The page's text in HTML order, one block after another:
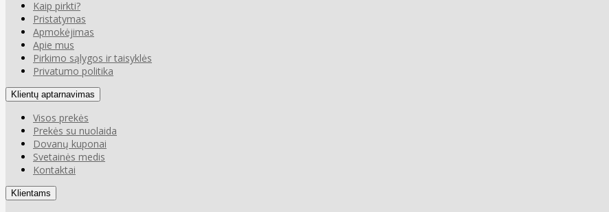
Kaip pirkti?
Pristatymas
Apmokėjimas
Apie mus
Pirkimo sąlygos ir taisyklės
Privatumo politika
Klientų aptarnavimas
Visos prekės
Prekės su nuolaida
Dovanų kuponai
Svetainės medis
Kontaktai
Klientams